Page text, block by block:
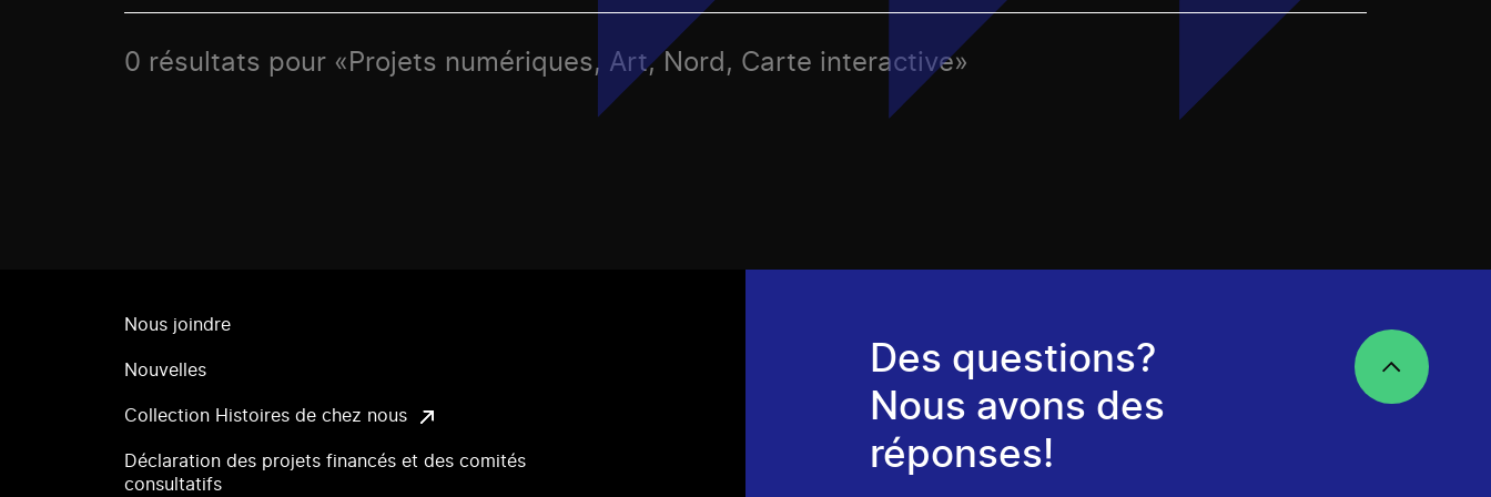
0 résultats pour «Projets numériques, Art, Nord, Carte interactive»
Nous joindre
Nouvelles
Collection Histoires de chez nous
Déclaration des projets financés et des comités
consultatifs
Des questions?
Nous avons des
réponses!